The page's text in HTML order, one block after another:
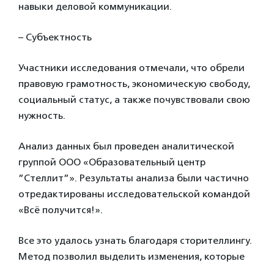
навыки деловой коммуникации.
– Субъектность
Участники исследования отмечали, что обрели
правовую грамотность, экономическую свободу,
социальный статус, а также почувствовали свою
нужность.
Анализ данных был проведен аналитической
группой ООО «Образовательный центр
”Стеллит”». Результаты анализа были частично
отредактированы исследовательской командой
«Всё получится!».
Все это удалось узнать благодаря сторителлингу.
Метод позволил выделить изменения, которые